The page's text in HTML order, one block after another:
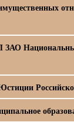
ЗАО